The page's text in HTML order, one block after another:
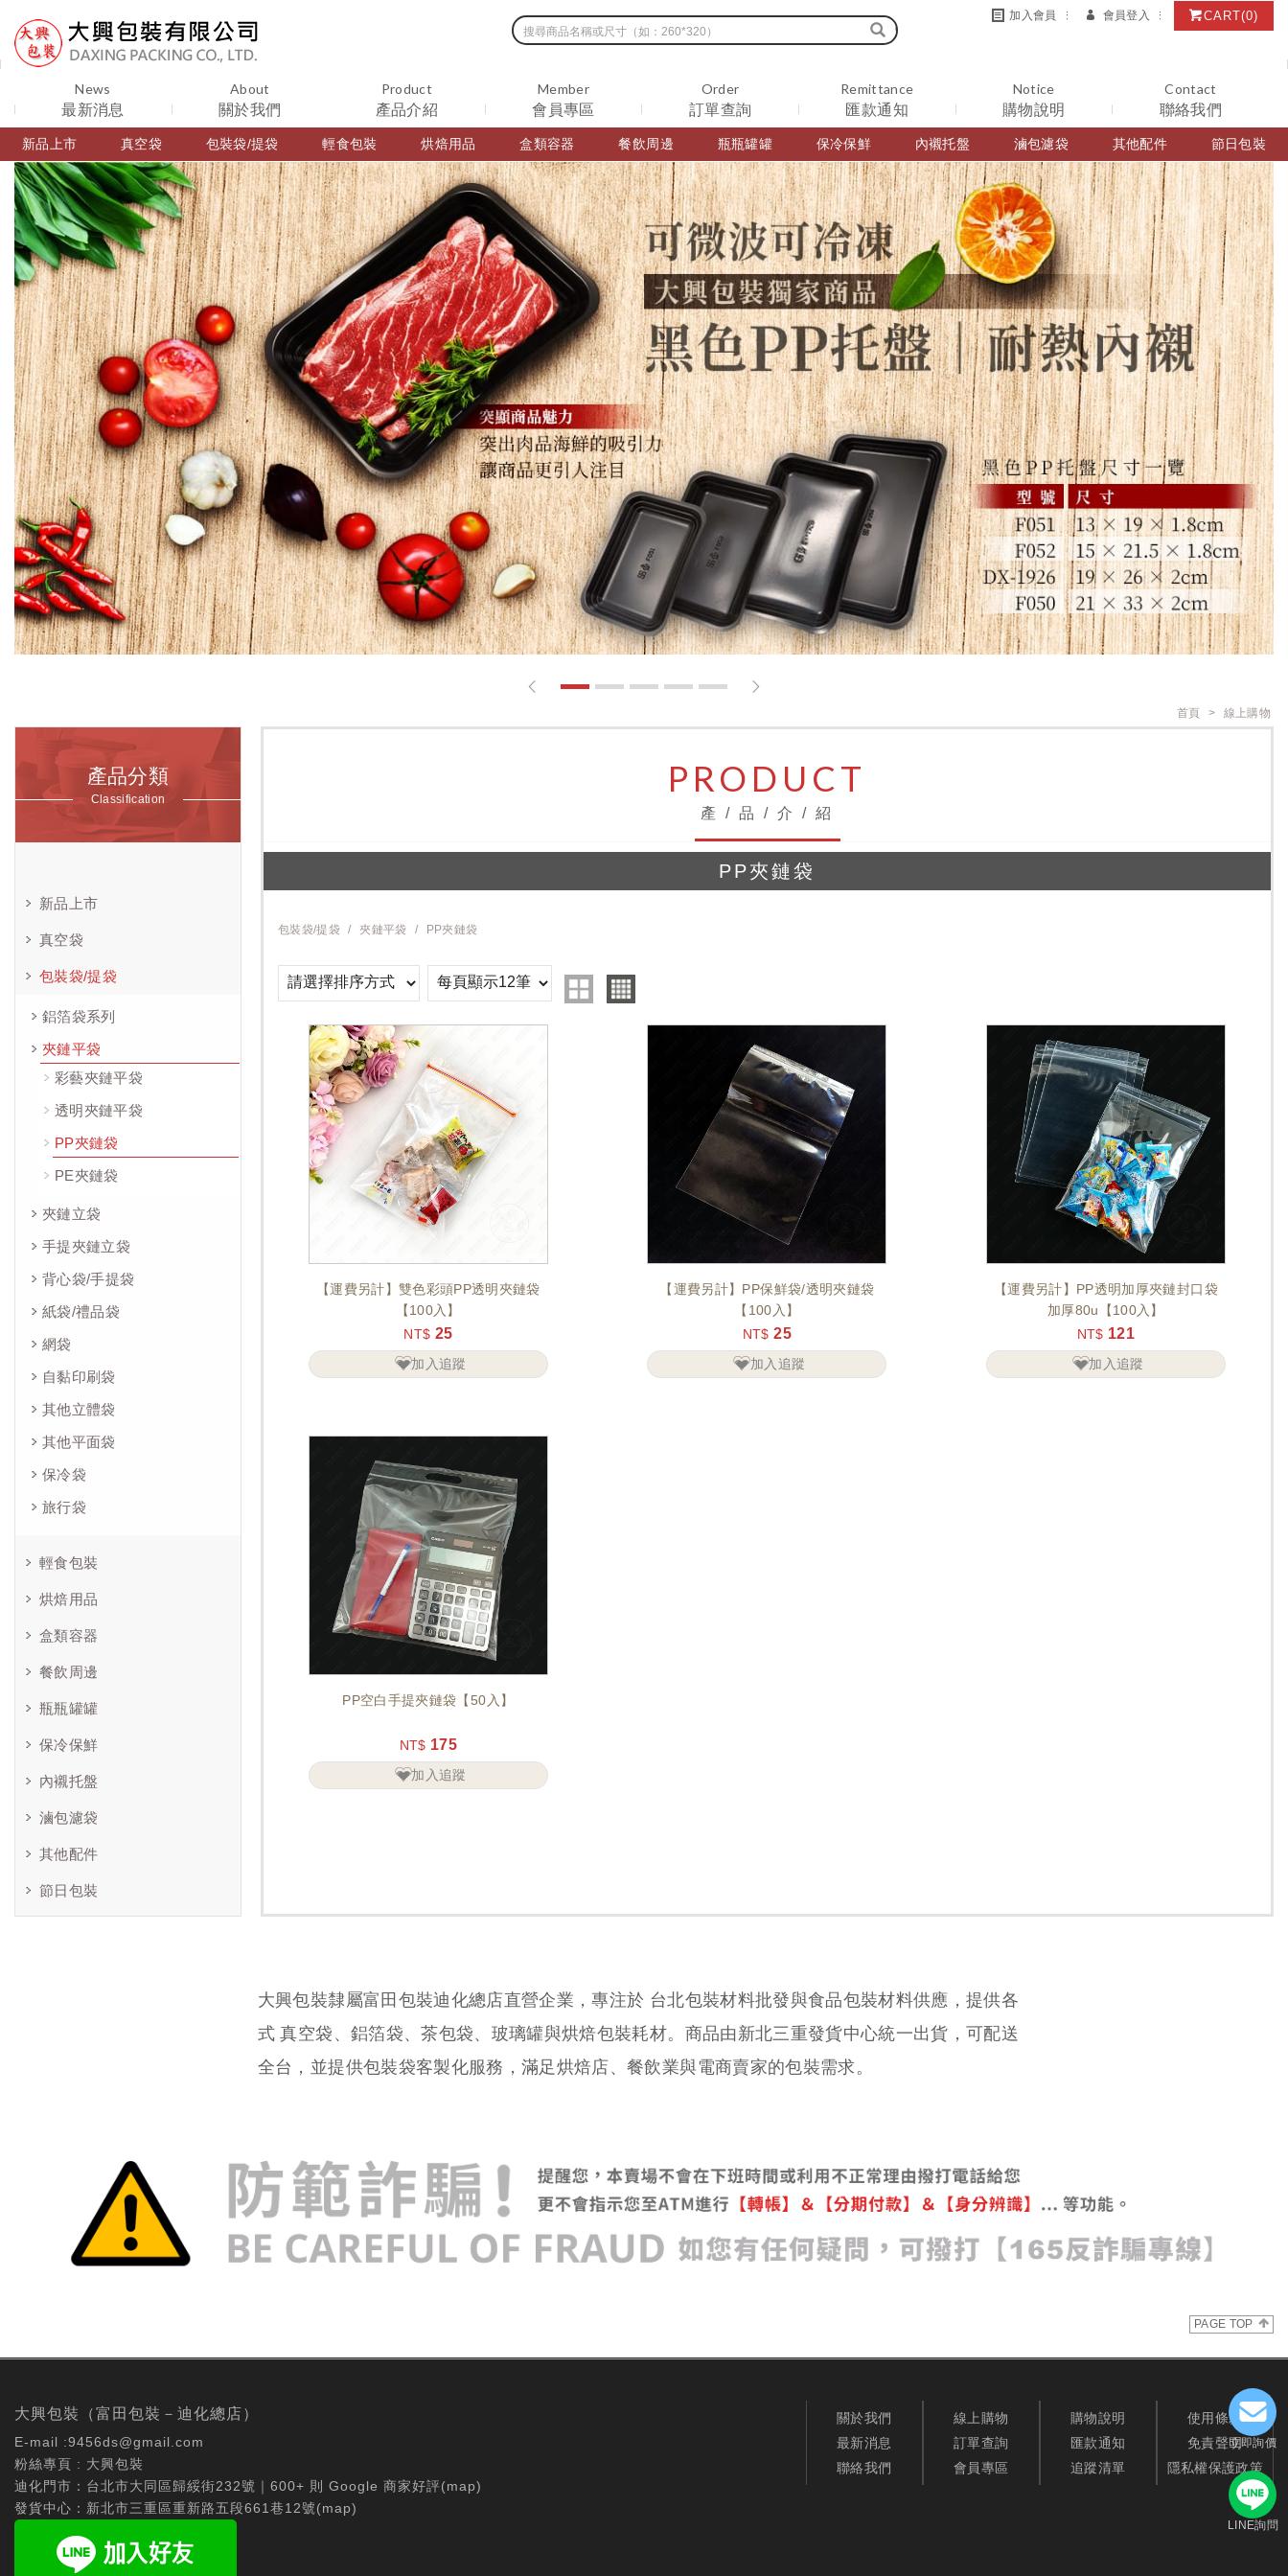
立即詢價
LINE詢問
加入會員 會員登入 CART(0)
News
最新消息
About
關於我們
Product
產品介紹
新品上市 真空袋 包裝袋/提袋 輕食包裝 烘焙用品 盒類容器 餐飲周邊 瓶瓶罐罐 保冷保鮮 內襯托盤 滷包濾袋 其他配件 節日包裝
Member
會員專區
Order
訂單查詢
Remittance
匯款通知
Notice
購物說明
Contact
聯絡我們
1 2 3 4 5
產品分類
Classification
新品上市
真空袋
包裝袋/提袋
鋁箔袋系列
夾鏈平袋
彩藝夾鏈平袋
透明夾鏈平袋
PP夾鏈袋
PE夾鏈袋
夾鏈立袋
手提夾鏈立袋
背心袋/手提袋
紙袋/禮品袋
網袋
自黏印刷袋
其他立體袋
其他平面袋
保冷袋
旅行袋
輕食包裝
烘焙用品
盒類容器
餐飲周邊
瓶瓶罐罐
保冷保鮮
內襯托盤
滷包濾袋
其他配件
節日包裝
首頁 線上購物
PRODUCT
產 / 品 / 介 / 紹
PP夾鏈袋
包裝袋/提袋 夾鏈平袋 PP夾鏈袋
【運費另計】雙色彩頭PP透明夾鏈袋
【100入】
NT$ 25
加入追蹤
【運費另計】PP保鮮袋/透明夾鏈袋
【100入】
NT$ 25
加入追蹤
【運費另計】PP透明加厚夾鏈封口袋
加厚80u【100入】
NT$ 121
加入追蹤
PP空白手提夾鏈袋【50入】
NT$ 175
加入追蹤
大興包裝隸屬富田包裝迪化總店直營企業，專注於 台北包裝材料批發與食品包裝材料供應，提供各
式 真空袋、鋁箔袋、茶包袋、玻璃罐與烘焙包裝耗材。商品由新北三重發貨中心統一出貨，可配送
全台，並提供包裝袋客製化服務，滿足烘焙店、餐飲業與電商賣家的包裝需求。
PAGE TOP
大興包裝（富田包裝－迪化總店）
E-mail :9456ds@gmail.com
粉絲專頁 : 大興包裝
迪化門市：台北市大同區歸綏街232號｜600+ 則 Google 商家好評(map)
發貨中心：新北市三重區重新路五段661巷12號(map)
關於我們
最新消息
聯絡我們
線上購物
訂單查詢
會員專區
購物說明
匯款通知
追蹤清單
使用條款
免責聲明
隱私權保護政策